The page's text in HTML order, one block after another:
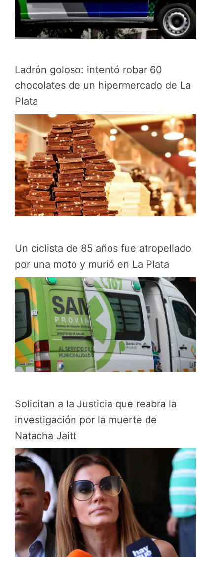
Ladrón goloso: intentó robar 60
chocolates de un hipermercado de La
Plata
Un ciclista de 85 años fue atropellado
por una moto y murió en La Plata
Solicitan a la Justicia que reabra la
investigación por la muerte de
Natacha Jaitt